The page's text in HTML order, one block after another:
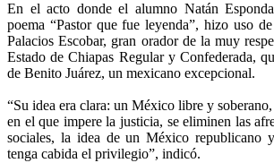
En el acto donde el alumno Natán
poema “Pastor que fue leyenda”, hizo uso
Palacios Escobar, gran orador de la muy
Estado de Chiapas Regular y Confederada,
de Benito Juárez, un mexicano excepcional.
“Su idea era clara: un México libre y
en el que impere la justicia, se eliminen las
sociales, la idea de un México republicano
tenga cabida el privilegio”, indicó.